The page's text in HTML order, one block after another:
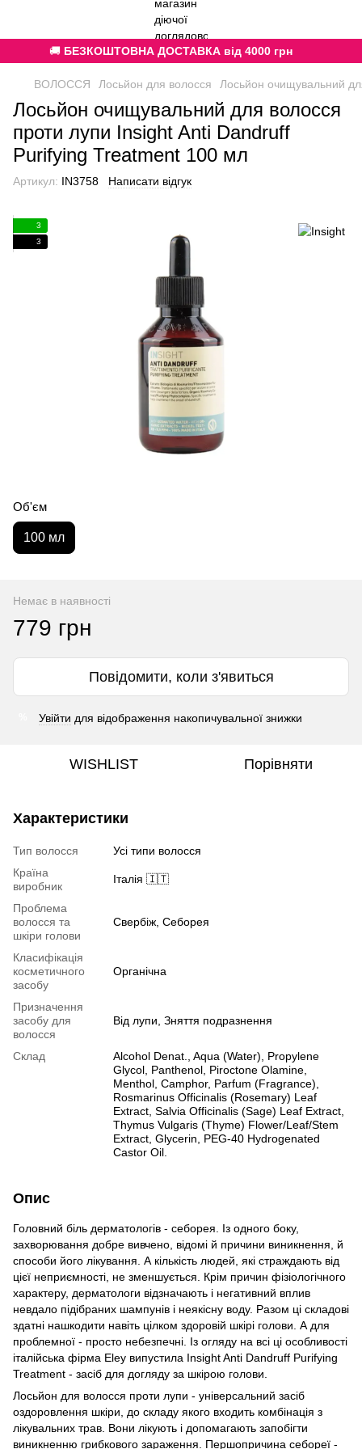
🚚 БЕЗКОШТОВНА ДОСТАВКА від 4000 грн
ВОЛОССЯ Лосьйон для волосся Лосьйон очищувальний
Лосьйон очищувальний для волосся
проти лупи Insight Anti Dandruff
Purifying Treatment 100 мл
Артикул: IN3758 Написати відгук
3
3
Об'єм
100 мл
Немає в наявності
779 грн
Повідомити, коли з'явиться
Увійти для відображення накопичувальної знижки
WISHLIST Порівняти
Характеристики
Тип волосся
Усі типи волосся
Країна
виробник
Італія 🇮🇹
Проблема
волосся та
шкіри голови
Свербіж, Себорея
Класифікація
косметичного
засобу
Органічна
Призначення
засобу для
волосся
Від лупи, Зняття подразнення
Склад
Alcohol Denat., Aqua (Water), Propylene
Glycol, Panthenol, Piroctone Olamine,
Menthol, Camphor, Parfum (Fragrance),
Rosmarinus Officinalis (Rosemary) Leaf
Extract, Salvia Officinalis (Sage) Leaf Extract,
Thymus Vulgaris (Thyme) Flower/Leaf/Stem
Extract, Glycerin, PEG-40 Hydrogenated
Castor Oil.
Опис
Головний біль дерматологів - себорея. Із одного боку,
захворювання добре вивчено, відомі й причини виникнення, й
способи його лікування. А кількість людей, які страждають від
цієї неприємності, не зменшується. Крім причин фізіологічного
характеру, дерматологи відзначають і негативний вплив
невдало підібраних шампунів і неякісну воду. Разом ці складові
здатні нашкодити навіть цілком здоровій шкірі голови. А для
проблемної - просто небезпечні. Із огляду на всі ці особливості
італійська фірма Eley випустила Insight Anti Dandruff Purifying
Treatment - засіб для догляду за шкірою голови.
Лосьйон для волосся проти лупи - універсальний засіб
оздоровлення шкіри, до складу якого входить комбінація з
лікувальних трав. Вони лікують і допомагають запобігти
виникненню грибкового зараження. Першопричина себореї -